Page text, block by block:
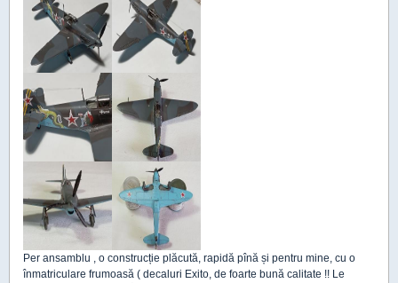
Per ansamblu , o construcție plăcută, rapidă pînă și pentru mine, cu o
înmatriculare frumoasă ( decaluri Exito, de foarte bună calitate !! Le